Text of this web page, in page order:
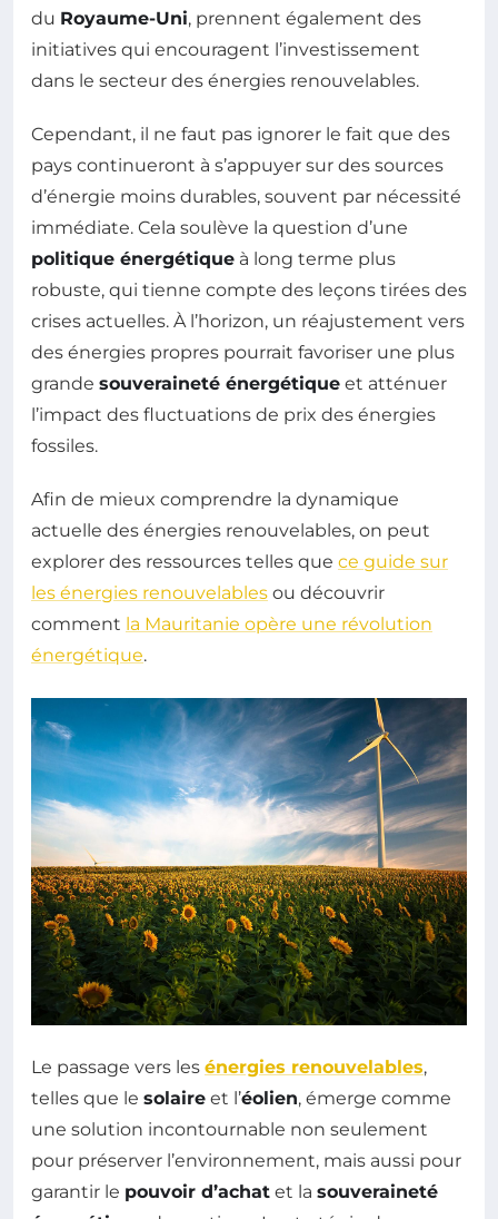
du Royaume-Uni, prennent également des
initiatives qui encouragent l’investissement
dans le secteur des énergies renouvelables.
Cependant, il ne faut pas ignorer le fait que des
pays continueront à s’appuyer sur des sources
d’énergie moins durables, souvent par nécessité
immédiate. Cela soulève la question d’une
politique énergétique à long terme plus
robuste, qui tienne compte des leçons tirées des
crises actuelles. À l’horizon, un réajustement vers
des énergies propres pourrait favoriser une plus
grande souveraineté énergétique et atténuer
l’impact des fluctuations de prix des énergies
fossiles.
Afin de mieux comprendre la dynamique
actuelle des énergies renouvelables, on peut
explorer des ressources telles que ce guide sur
les énergies renouvelables ou découvrir
comment la Mauritanie opère une révolution
énergétique.
Le passage vers les énergies renouvelables,
telles que le solaire et l’éolien, émerge comme
une solution incontournable non seulement
pour préserver l’environnement, mais aussi pour
garantir le pouvoir d’achat et la souveraineté